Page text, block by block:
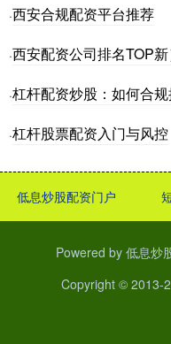
·西安合规配资平台推荐
·西安配资公司排名TOP新
·杠杆配资炒股：如何合
·杠杆股票配资入门与风控
低息炒股配资门户
Powered by 低息炒
Copyright © 2013-